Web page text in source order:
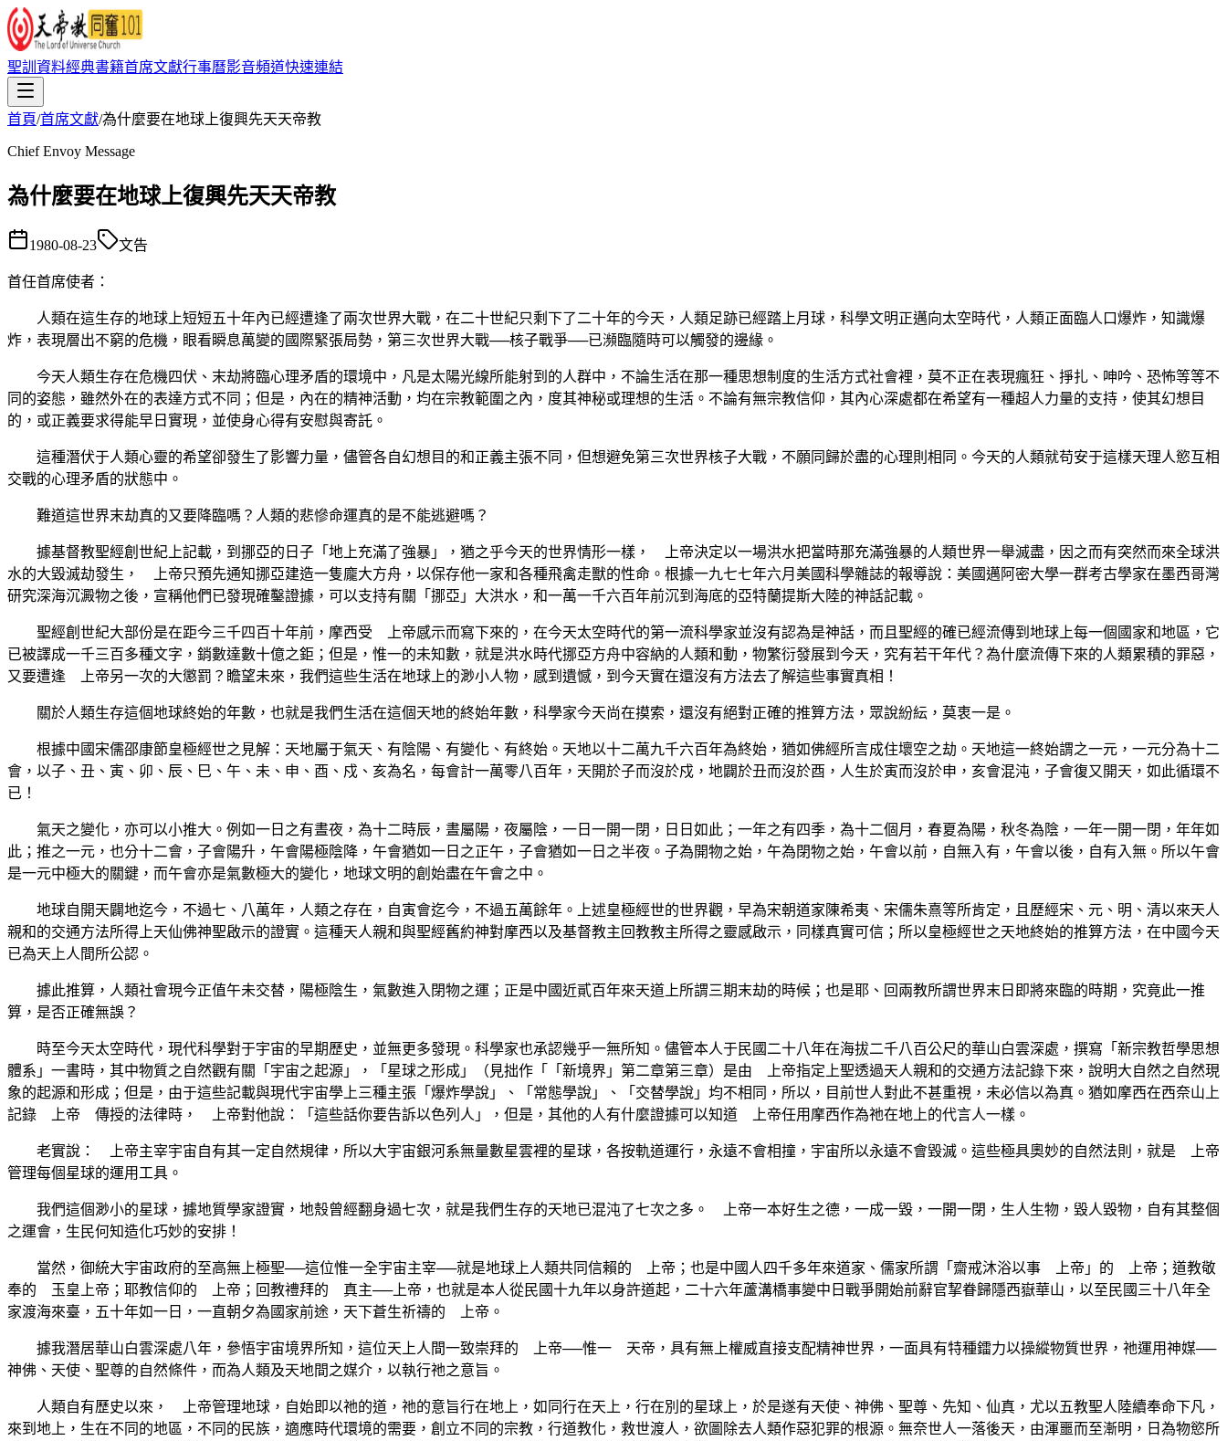
聖訓資料經典書籍首席文獻行事曆影音頻道快速連結
首頁/首席文獻/為什麼要在地球上復興先天天帝教
Chief Envoy Message
為什麼要在地球上復興先天天帝教
1980-08-23 文告
首任首席使者 ：
人類在這生存的地球上短短五十年內已經遭逢了兩次世界大戰，在二十世紀只剩下了二十年的今天，人類足跡已經踏上月球，科學文明正邁向太空時代，人類正面臨人口爆炸，知識爆
炸，表現層出不窮的危機，眼看瞬息萬變的國際緊張局勢，第三次世界大戰──核子戰爭──已瀕臨隨時可以觸發的邊緣。
今天人類生存在危機四伏、末劫將臨心理矛盾的環境中，凡是太陽光線所能射到的人群中，不論生活在那一種思想制度的生活方式社會裡，莫不正在表現瘋狂、掙扎、呻吟、恐怖等等不
同的姿態，雖然外在的表達方式不同；但是，內在的精神活動，均在宗教範圍之內，度其神秘或理想的生活。不論有無宗教信仰，其內心深處都在希望有一種超人力量的支持，使其幻想目
的，或正義要求得能早日實現，並使身心得有安慰與寄託。
這種潛伏于人類心靈的希望卻發生了影響力量，儘管各自幻想目的和正義主張不同，但想避免第三次世界核子大戰，不願同歸於盡的心理則相同。今天的人類就苟安于這樣天理人慾互相
交戰的心理矛盾的狀態中。
難道這世界末劫真的又要降臨嗎？人類的悲慘命運真的是不能逃避嗎？
據基督教聖經創世紀上記載，到挪亞的日子「地上充滿了強暴」，猶之乎今天的世界情形一樣， 上帝決定以一場洪水把當時那充滿強暴的人類世界一舉滅盡，因之而有突然而來全球洪
水的大毀滅劫發生， 上帝只預先通知挪亞建造一隻龐大方舟，以保存他一家和各種飛禽走獸的性命。根據一九七七年六月美國科學雜誌的報導說：美國邁阿密大學一群考古學家在墨西哥灣
研究深海沉澱物之後，宣稱他們已發現確鑿證據，可以支持有關「挪亞」大洪水，和一萬一千六百年前沉到海底的亞特蘭提斯大陸的神話記載。
聖經創世紀大部份是在距今三千四百十年前，摩西受 上帝感示而寫下來的，在今天太空時代的第一流科學家並沒有認為是神話，而且聖經的確已經流傳到地球上每一個國家和地區，它
已被譯成一千三百多種文字，銷數達數十億之鉅；但是，惟一的未知數，就是洪水時代挪亞方舟中容納的人類和動，物繁衍發展到今天，究有若干年代？為什麼流傳下來的人類累積的罪惡，
又要遭逢 上帝另一次的大懲罰？瞻望未來，我們這些生活在地球上的渺小人物，感到遺憾，到今天實在還沒有方法去了解這些事實真相！
關於人類生存這個地球終始的年數，也就是我們生活在這個天地的終始年數，科學家今天尚在摸索，還沒有絕對正確的推算方法，眾說紛紜，莫衷一是。
根據中國宋儒邵康節皇極經世之見解：天地屬于氣天、有陰陽、有變化、有終始。天地以十二萬九千六百年為終始，猶如佛經所言成住壞空之劫。天地這一終始謂之一元，一元分為十二
會，以子、丑、寅、卯、辰、巳、午、未、申、酉、戍、亥為名，每會計一萬零八百年，天開於子而沒於戍，地闢於丑而沒於酉，人生於寅而沒於申，亥會混沌，子會復又開天，如此循環不
已！
氣天之變化，亦可以小推大。例如一日之有晝夜，為十二時辰，晝屬陽，夜屬陰，一日一開一閉，日日如此；一年之有四季，為十二個月，春夏為陽，秋冬為陰，一年一開一閉，年年如
此；推之一元，也分十二會，子會陽升，午會陽極陰降，午會猶如一日之正午，子會猶如一日之半夜。子為開物之始，午為閉物之始，午會以前，自無入有，午會以後，自有入無。所以午會
是一元中極大的關鍵，而午會亦是氣數極大的變化，地球文明的創始盡在午會之中。
地球自開天闢地迄今，不過七、八萬年，人類之存在，自寅會迄今，不過五萬餘年。上述皇極經世的世界觀，早為宋朝道家陳希夷、宋儒朱熹等所肯定，且歷經宋、元、明、清以來天人
親和的交通方法所得上天仙佛神聖啟示的證實。這種天人親和與聖經舊約神對摩西以及基督教主回教教主所得之靈感啟示，同樣真實可信；所以皇極經世之天地終始的推算方法，在中國今天
已為天上人間所公認。
據此推算，人類社會現今正值午未交替，陽極陰生，氣數進入閉物之運；正是中國近貳百年來天道上所謂三期末劫的時候；也是耶、回兩教所謂世界末日即將來臨的時期，究竟此一推
算，是否正確無誤？
時至今天太空時代，現代科學對于宇宙的早期歷史，並無更多發現。科學家也承認幾乎一無所知。儘管本人于民國二十八年在海拔二千八百公尺的華山白雲深處，撰寫「新宗教哲學思想
體系」一書時，其中物質之自然觀有關「宇宙之起源」，「星球之形成」（見拙作「「新境界」第二章第三章）是由 上帝指定上聖透過天人親和的交通方法記錄下來，說明大自然之自然現
象的起源和形成；但是，由于這些記載與現代宇宙學上三種主張「爆炸學說」、「常態學說」、「交替學說」均不相同，所以，目前世人對此不甚重視，未必信以為真。猶如摩西在西奈山上
記錄 上帝 傳授的法律時， 上帝對他說：「這些話你要告訴以色列人」，但是，其他的人有什麼證據可以知道 上帝任用摩西作為祂在地上的代言人一樣。
老實說： 上帝主宰宇宙自有其一定自然規律，所以大宇宙銀河系無量數星雲裡的星球，各按軌道運行，永遠不會相撞，宇宙所以永遠不會毀滅。這些極具奧妙的自然法則，就是 上帝
管理每個星球的運用工具。
我們這個渺小的星球，據地質學家證實，地殼曾經翻身過七次，就是我們生存的天地已混沌了七次之多。 上帝一本好生之德，一成一毀，一開一閉，生人生物，毀人毀物，自有其整個
之運會，生民何知造化巧妙的安排！
當然，御統大宇宙政府的至高無上極聖──這位惟一全宇宙主宰──就是地球上人類共同信賴的 上帝；也是中國人四千多年來道家、儒家所謂「齋戒沐浴以事 上帝」的 上帝；道教敬
奉的 玉皇上帝；耶教信仰的 上帝；回教禮拜的 真主──上帝，也就是本人從民國十九年以身許道起，二十六年蘆溝橋事變中日戰爭開始前辭官挈眷歸隱西嶽華山，以至民國三十八年全
家渡海來臺，五十年如一日，一直朝夕為國家前途，天下蒼生祈禱的 上帝。
據我潛居華山白雲深處八年，參悟宇宙境界所知，這位天上人間一致崇拜的 上帝──惟一 天帝，具有無上權威直接支配精神世界，一面具有特種鐳力以操縱物質世界，祂運用神媒──
神佛、天使、聖尊的自然條件，而為人類及天地間之媒介，以執行祂之意旨。
人類自有歷史以來， 上帝管理地球，自始即以祂的道，祂的意旨行在地上，如同行在天上，行在別的星球上，於是遂有天使、神佛、聖尊、先知、仙真，尤以五教聖人陸續奉命下凡，
來到地上，生在不同的地區，不同的民族，適應時代環境的需要，創立不同的宗教，行道教化，救世渡人，欲圖除去人類作惡犯罪的根源。無奈世人一落後天，由渾噩而至漸明，日為物慾所